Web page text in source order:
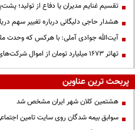
تقسیم غنایم مدیران یا دفاع از تولید؛
هشدار حاجی دلیگانی درباره تغییر سهم
آیت‌الله جوادی آملی: با هرکس که وحدت
تهاتر ۱۶۷۳ میلیارد تومان از اموال شرکت‌های تراستی
پربحث ترین عناوین
هشتمین کلان شهر ایران مشخص شد
سوابق بیمه شدگان روی سایت تامین